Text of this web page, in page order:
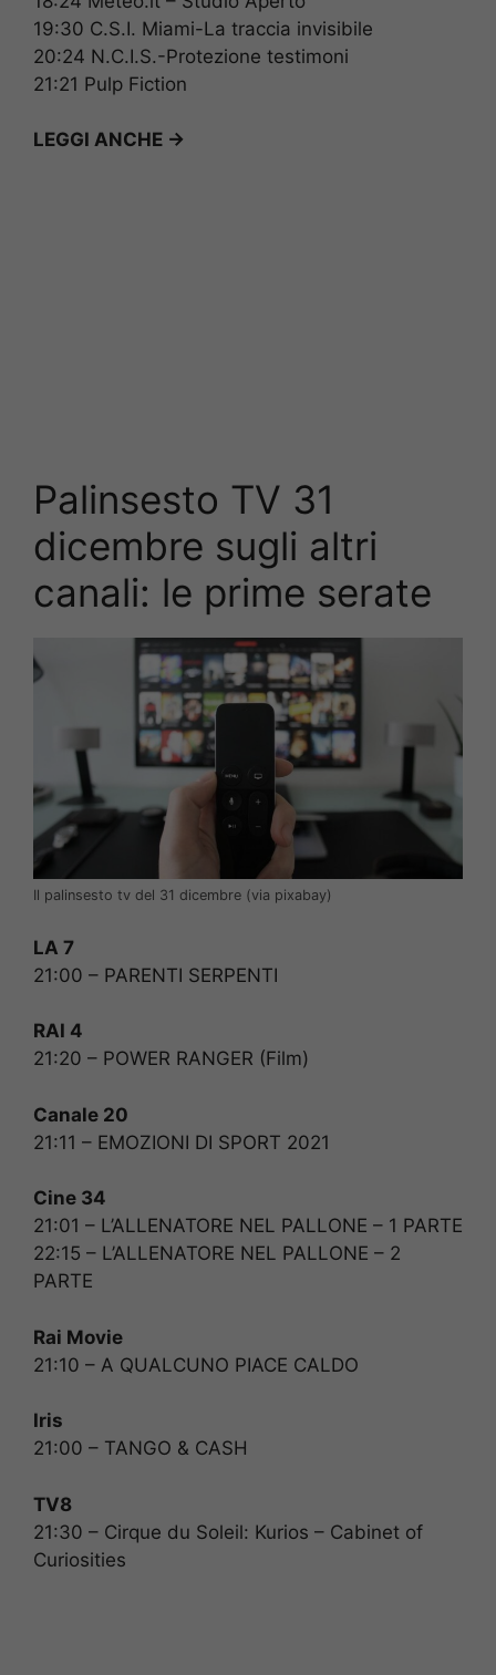
19:30 C.S.I. Miami-La traccia invisibile
20:24 N.C.I.S.-Protezione testimoni
21:21 Pulp Fiction
LEGGI ANCHE ->
Palinsesto TV 31
dicembre sugli altri
canali: le prime serate
Il palinsesto tv del 31 dicembre (via pixabay)
LA 7
21:00 – PARENTI SERPENTI
RAI 4
21:20 – POWER RANGER (Film)
Canale 20
21:11 – EMOZIONI DI SPORT 2021
Cine 34
21:01 – L’ALLENATORE NEL PALLONE – 1 PARTE
22:15 – L’ALLENATORE NEL PALLONE – 2
PARTE
Rai Movie
21:10 – A QUALCUNO PIACE CALDO
Iris
21:00 – TANGO & CASH
TV8
21:30 – Cirque du Soleil: Kurios – Cabinet of
Curiosities